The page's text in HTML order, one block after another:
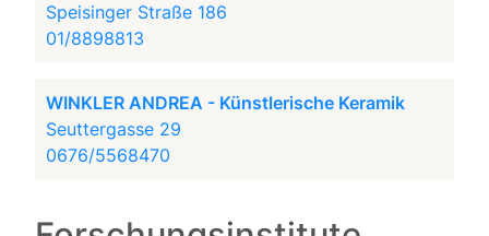
Speisinger Straße 186
01/8898813
WINKLER ANDREA - Künstlerische Keramik
Seuttergasse 29
0676/5568470